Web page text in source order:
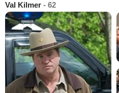
Val Kilmer - 62